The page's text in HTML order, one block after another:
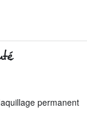
permanent